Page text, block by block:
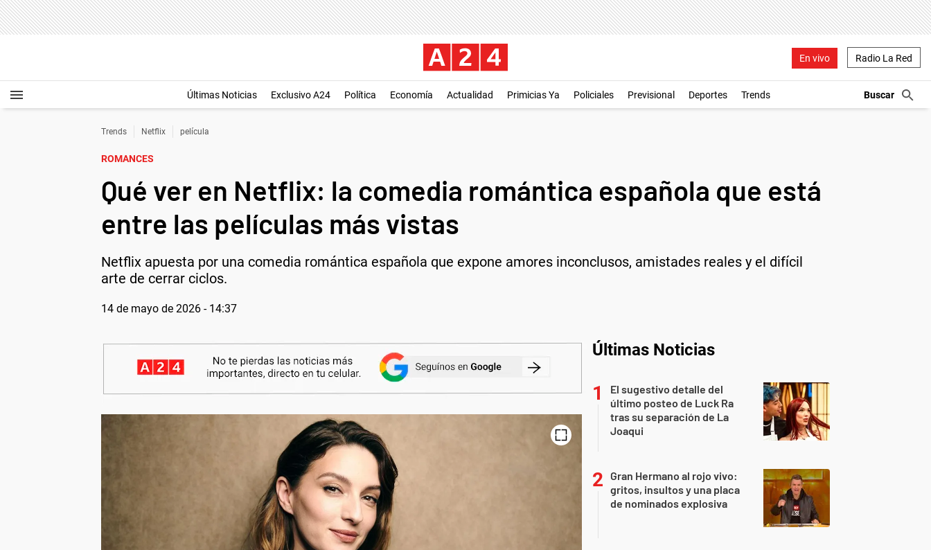
En vivo Radio La Red
Últimas Noticias Exclusivo A24 Política Economía Actualidad Primicias Ya Policiales Previsional Deportes Trends
Trends Netflix película
ROMANCES
Qué ver en Netflix: la comedia romántica española que está
entre las películas más vistas
Netflix apuesta por una comedia romántica española que expone amores inconclusos, amistades reales y el difícil
arte de cerrar ciclos.
14 de mayo de 2026 - 14:37
Últimas Noticias
El sugestivo detalle del
último posteo de Luck Ra
tras su separación de La
Joaqui
Gran Hermano al rojo vivo:
gritos, insultos y una placa
de nominados explosiva